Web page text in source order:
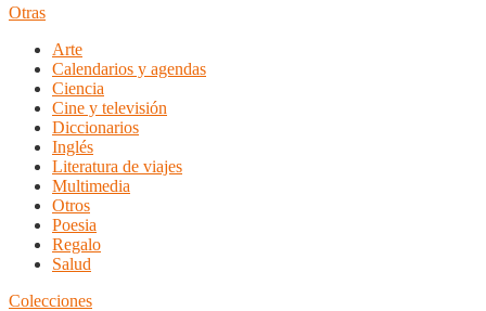
Otras
Arte
Calendarios y agendas
Ciencia
Cine y televisión
Diccionarios
Inglés
Literatura de viajes
Multimedia
Otros
Poesia
Regalo
Salud
Colecciones